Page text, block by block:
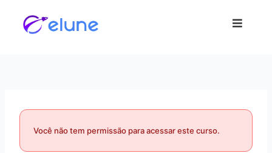
conteúdo
Você não tem permissão para acessar este curso.